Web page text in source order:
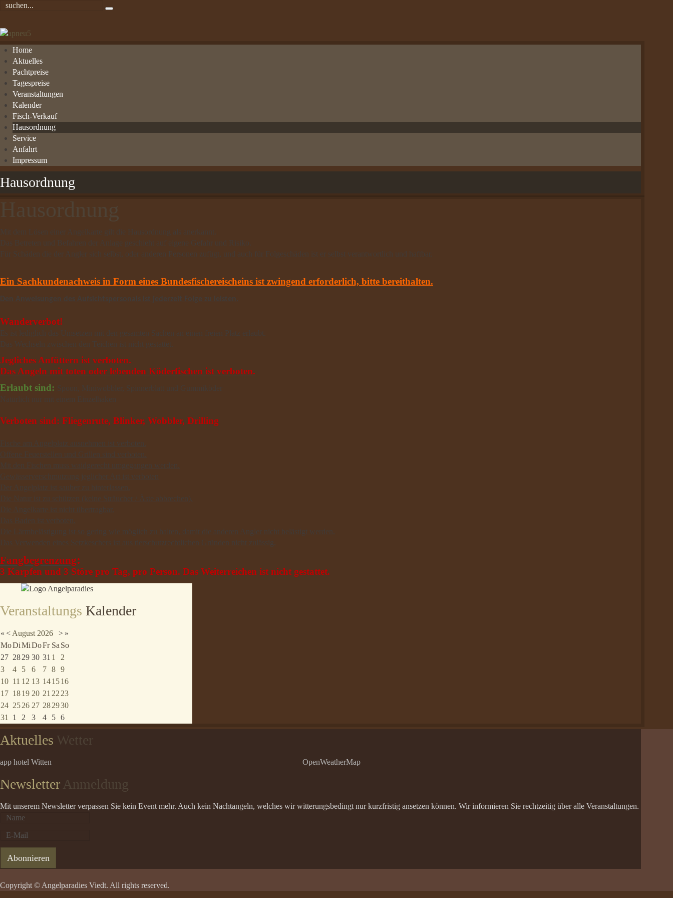
Home
Aktuelles
Pachtpreise
Tagespreise
Veranstaltungen
Kalender
Fisch-Verkauf
Hausordnung
Service
Anfahrt
Impressum
Hausordnung
Hausordnung
Mit dem Lösen einer Angelkarte gilt die Hausordnung als anerkannt.
Das Betreten und Befahren der Anlage geschieht auf eigene Gefahr und Risiko.
Für Schäden die der Angler sich selbst, oder anderen Personen zufügt, und auch für Folgeschäden ist er selbst verantwortlich und haftbar.
Ein Sachkundenachweis in Form eines Bundesfischereischeins ist zwingend erforderlich, bitte bereithalten.
Den Anweisungen des Aufsichtspersonals ist jederzeit Folge zu leisten.
Wanderverbot!
Es ist lediglich das Umsetzen mit den gesamten Sachen an einen freien Platz erlaubt.
Das Wechseln zwischen den Teichen ist nicht gestattet.
Jegliches Anfüttern ist verboten.
Das Angeln mit toten oder lebenden Köderfischen ist verboten.
Erlaubt sind: Spoon, Miniwobbler, Spinnerblatt und Gummiköder
Natürlich nur mit einem Einzelhaken
Verboten sind: Fliegenrute, Blinker, Wobbler, Drilling
Fische am Angelplatz ausnehmen ist verboten.
Offene Feuerstellen und Grillen sind verboten.
Mit den Fischen muss waidgerecht umgegangen werden.
Gewässerverschmutzung jeglicher Art ist verboten
Der Angelplatz ist sauber zu hinterlassen.
Die Natur ist zu schützen (keine Sträucher / Äste abbrechen).
Die Angelkarte ist nicht übertragbar.
Das Baden ist verboten.
Die Lärmbelästigung ist so gering wie möglich zu halten, damit die anderen Angler nicht belästigt werden.
Das Verwenden eines Setzkeschers ist aus tierschutzrechtlichen Gründen nicht zulässig.
Fangbegrenzung:
3 Karpfen und 3 Störe pro Tag, pro Person. Das Weiterreichen ist nicht gestattet.
Veranstaltungs Kalender
« < August 2026 > »
MoDiMiDoFr Sa So
27 2829 30 31 1
2
3
4 5 6 7 8 9
10 11 12 13 141516
17 1819 20 21 22 23
24 2526 27 282930
31
1 2 3 4 5 6
Aktuelles Wetter
app hotel Witten OpenWeatherMap
Newsletter Anmeldung
Mit unserem Newsletter verpassen Sie kein Event mehr. Auch kein Nachtangeln, welches wir witterungsbedingt nur kurzfristig ansetzen können. Wir informieren Sie rechtzeitig über alle Veranstaltungen.
Copyright © Angelparadies Viedt. All rights reserved.